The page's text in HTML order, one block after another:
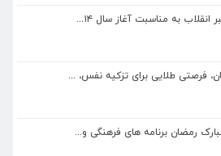
انقلاب به مناسبت آغاز سال ۱۴...
فرصتی طلایی برای تزکیه نفس، ...
رمضان برنامه های فرهنگی و...
برای تزکیه نفس، ...
های فرهنگی و...